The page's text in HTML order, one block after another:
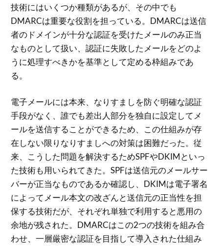
技術にはいくつか種類があるが、その中でも
DMARCは重要な役割を担っている。DMARCは送信
者のドメインが十分な認証を受けたメールのみ正当
なものとして扱い、認証に失敗したメールをどのよ
うに処理すべきかを基準として定める枠組みであ
る。
電子メールには本来、なりすましを防ぐ明確な認証
手段がなく、誰でも差出人部分を独自に設定してメ
ールを送信することができるため、この仕組みが存
在しない限りなりすましへの対策は困難だった。従
来、こうした問題を解決するためSPFやDKIMといっ
た技術も用いられてきた。SPFは送信元のメールサー
バーが正当なものであるか確認し、DKIMは電子署名
によってメール本文の改ざんと送信元の正当性を担
保する技術だが、それぞれ単独で利用すると悪用の
余地が残された。DMARCはこの2つの技術を組み合
わせ、一層厳密な認証を目指して導入された仕組み